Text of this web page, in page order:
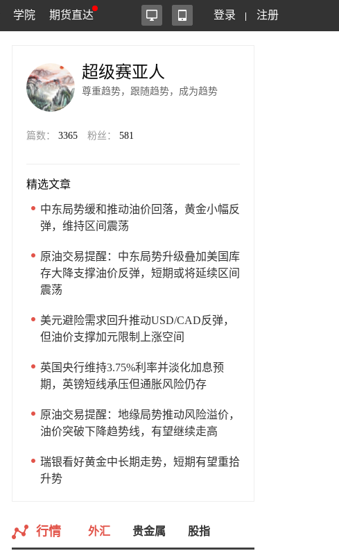
学院 期货直达 登录 注册
超级赛亚人
尊重趋势，跟随趋势，成为趋势
篇数： 3365 粉丝： 581
精选文章
中东局势缓和推动油价回落，黄金小幅反
弹，维持区间震荡
原油交易提醒：中东局势升级叠加美国库
存大降支撑油价反弹，短期或将延续区间
震荡
美元避险需求回升推动USD/CAD反弹，
但油价支撑加元限制上涨空间
英国央行维持3.75%利率并淡化加息预
期，英镑短线承压但通胀风险仍存
原油交易提醒：地缘局势推动风险溢价，
油价突破下降趋势线，有望继续走高
瑞银看好黄金中长期走势，短期有望重拾
升势
行情 外汇 贵金属 股指